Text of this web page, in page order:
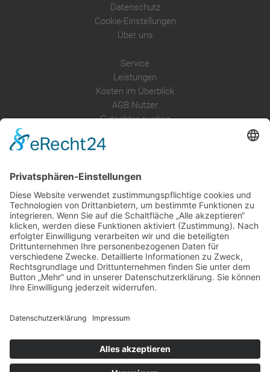
Datenschutz
Cookie-Einstellungen
Über uns
Service
Leistungen
Kosten im Überblick
AGB Nutzer
Gutachter suchen
Anfrage
Presse
Partner: Der DGuSV
als Gutachter eintragen
Infos für Suchende